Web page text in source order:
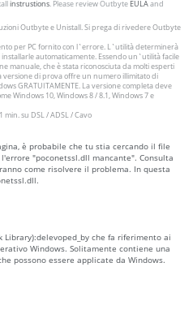
instrustions. Please review Outbyte EULAand
Outbytee Unistall. Si prega di rivedere Outbyte
per PC fornito con l`errore. L`utilità determinerà
automaticamente. Essendo un`utilità facile
manuale, che è stata riconosciuta da molti esperti
versione di prova offre un numero illimitato di
GRATUITAMENTE. La versione completa deve
Windows 10, Windows 8 / 8.1, Windows 7 e
min. su DSL / ADSL / Cavo
è probabile che tu stia cercando il file
"poconetssl.dll mancante". Consulta
come risolvere il problema. In questa
Library):delevoped_by che fa riferimento ai
Windows. Solitamente contiene una
possono essere applicate da Windows.